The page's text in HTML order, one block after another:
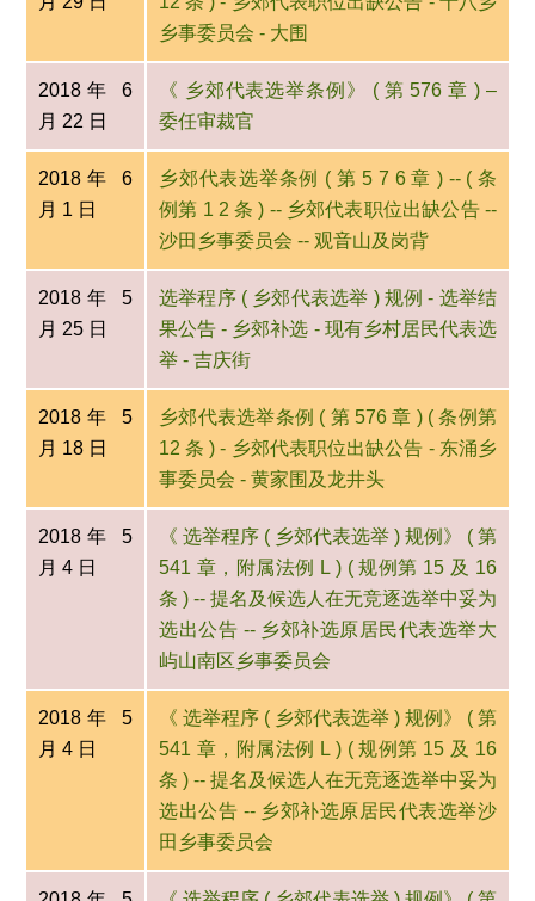
乡事委员会 - 大围
2018年 6
月 22 日
《 乡郊代表选举条例》 ( 第 576 章 ) –
委任审裁官
2018年 6
月 1 日
乡郊代表选举条例 ( 第 5 7 6 章 ) -- ( 条
例第 1 2 条 ) -- 乡郊代表职位出缺公告 --
沙田乡事委员会 -- 观音山及岗背
2018年 5
月 25 日
选举程序 ( 乡郊代表选举 ) 规例 - 选举结
果公告 - 乡郊补选 - 现有乡村居民代表选
举 - 吉庆街
2018年 5
月 18 日
乡郊代表选举条例 ( 第 576 章 ) ( 条例第
12 条 ) - 乡郊代表职位出缺公告 - 东涌乡
事委员会 - 黄家围及龙井头
2018年 5
月 4 日
《 选举程序 ( 乡郊代表选举 ) 规例》 ( 第
541 章，附属法例 L ) ( 规例第 15 及 16
条 ) -- 提名及候选人在无竞逐选举中妥为
选出公告 -- 乡郊补选原居民代表选举大
屿山南区乡事委员会
2018年 5
月 4 日
《 选举程序 ( 乡郊代表选举 ) 规例》 ( 第
541 章，附属法例 L ) ( 规例第 15 及 16
条 ) -- 提名及候选人在无竞逐选举中妥为
选出公告 -- 乡郊补选原居民代表选举沙
田乡事委员会